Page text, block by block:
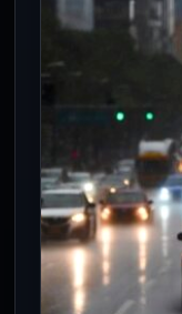
cambios en…